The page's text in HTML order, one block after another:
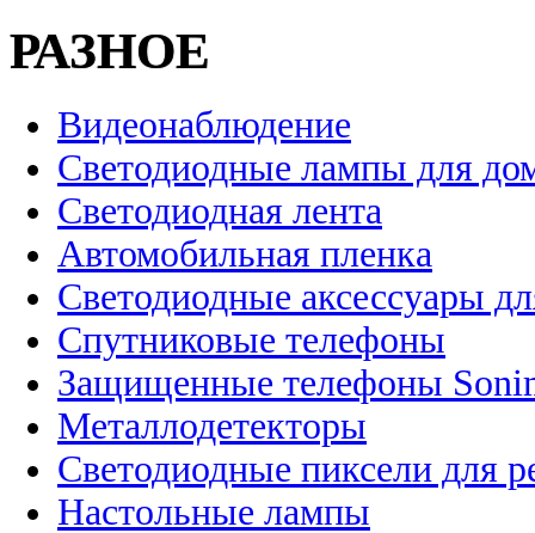
РАЗНОЕ
Видеонаблюдение
Светодиодные лампы для
Светодиодная лента
Автомобильная пленка
Светодиодные аксессуары
Спутниковые телефоны
Защищенные телефоны
Металлодетекторы
Светодиодные пиксели для
Настольные лампы